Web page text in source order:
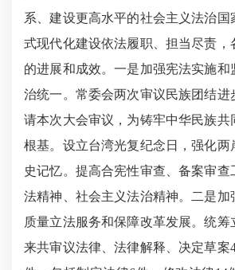
系、建设更高水平的社会主义法治国
式现代化建设依法履职、担当尽责，
的进展和成效。一是加强宪法实施和
治统一。常委会两次审议民族团结进
请本次大会审议，为铸牢中华民族共
根基。设立台湾光复纪念日，强化两
史记忆。提高合宪性审查、备案审查
法精神、社会主义法治精神。二是加
质量立法服务和保障改革发展。统筹
来共审议法律、法律解释、决定草案